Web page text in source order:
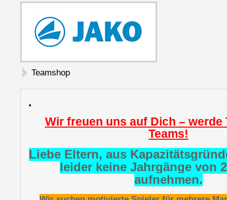
Teamshop
.
Wir freuen uns auf Dich – werde
Teams!
Liebe Eltern, aus
leider keine Jahrgänge von
aufnehmen.